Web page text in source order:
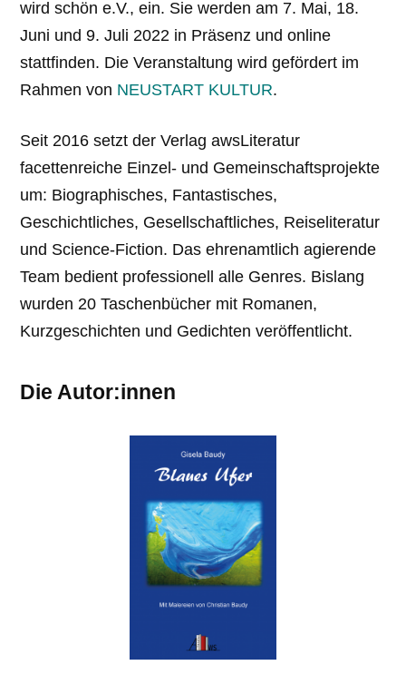
wird schön e.V., ein. Sie werden am 7. Mai, 18.
Juni und 9. Juli 2022 in Präsenz und online
stattfinden. Die Veranstaltung wird gefördert im
Rahmen von NEUSTART KULTUR.
Seit 2016 setzt der Verlag awsLiteratur
facettenreiche Einzel- und Gemeinschafts­projekte
um: Biographisches, Fantastisches,
Geschichtliches, Gesellschaftliches, Reiseliteratur
und Science-Fiction. Das ehrenamtlich agierende
Team bedient professionell alle Genres. Bislang
wurden 20 Taschenbücher mit Romanen,
Kurzgeschichten und Gedichten veröffentlicht.
Die Autor:innen